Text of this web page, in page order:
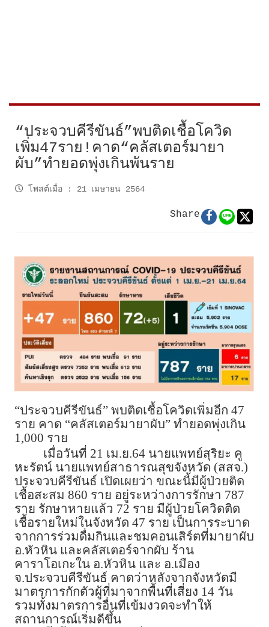
“ประจวบคีรีขันธ์”พบติดเชื้อโควิด
เพิ่ม47ราย!คาด“คลัสเตอร์มายา
ผับ”ทำยอดพุ่งเกินพันราย
โพสต์เมื่อ : 21 เมษายน 2564
Share
“ประจวบคีรีขันธ์” พบติดเชื้อโควิดเพิ่มอีก 47
ราย คาด “คลัสเตอร์มายาผับ” ทำยอดพุ่งเกิน
1,000 ราย
เมื่อวันที่ 21 เม.ย.64 นายแพทย์สุริยะ คู
หะรัตน์ นายแพทย์สาธารณสุขจังหวัด (สสจ.)
ประจวบคีรีขันธ์ เปิดเผยว่า ขณะนี้มีผู้ป่วยติด
เชื้อสะสม 860 ราย อยู่ระหว่างการรักษา 787
ราย รักษาหายแล้ว 72 ราย มีผู้ป่วยโควิดติด
เชื้อรายใหม่ในจังหวัด 47 ราย เป็นการระบาด
จากการร่วมดื่มกินและชมคอนเสิร์ตที่มายาผับ
อ.หัวหิน และคลัสเตอร์จากผับ ร้าน
คาราโอเกะใน อ.หัวหิน และ อ.เมือง
จ.ประจวบคีรีขันธ์ คาดว่าหลังจากจังหวัดมี
มาตรการกักตัวผู้ที่มาจากพื้นที่เสี่ยง 14 วัน
รวมทั้งมาตรการอื่นที่เข้มงวดจะทำให้
สถานการณ์เริ่มดีขึ้น